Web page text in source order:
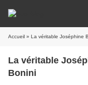
Accueil » La véritable Joséphine
La véritable
Bonini